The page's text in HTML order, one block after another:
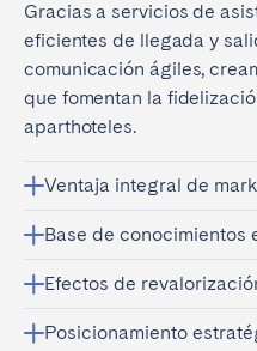
Gracias a servicios de
eficientes de llegada y
comunicación ágiles,
que fomentan la
aparthoteles.
Ventaja integral de
Base de conocimientos
Efectos de
Posicionamiento